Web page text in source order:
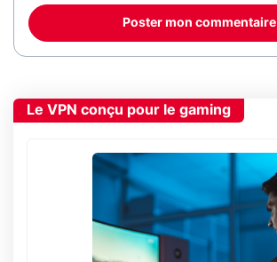
Poster mon commentaire
Le VPN conçu pour le gaming